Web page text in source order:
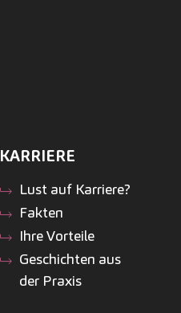
KARRIERE
Lust auf Karriere?
Fakten
Ihre Vorteile
Geschichten aus
der Praxis